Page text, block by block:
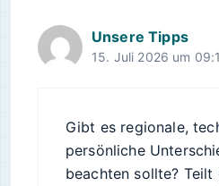
Unsere Tipps
15. Juli 2026 um
Gibt es regionale,
persönliche
beachten sollte? Teilt